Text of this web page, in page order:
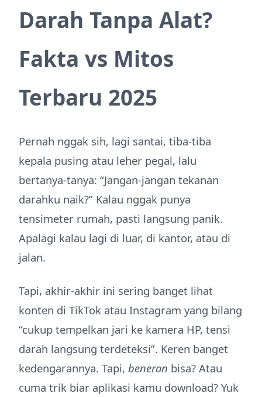
Darah Tanpa Alat?
Fakta vs Mitos
Terbaru 2025
Pernah nggak sih, lagi santai, tiba-tiba
kepala pusing atau leher pegal, lalu
bertanya-tanya: “Jangan-jangan tekanan
darahku naik?” Kalau nggak punya
tensimeter rumah, pasti langsung panik.
Apalagi kalau lagi di luar, di kantor, atau di
jalan.
Tapi, akhir-akhir ini sering banget lihat
konten di TikTok atau Instagram yang bilang
“cukup tempelkan jari ke kamera HP, tensi
darah langsung terdeteksi”. Keren banget
kedengarannya. Tapi, beneran bisa? Atau
cuma trik biar aplikasi kamu download? Yuk